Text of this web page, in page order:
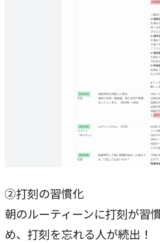
②打刻の習慣化
朝のルーティーンに打刻が習
め、打刻を忘れる人が続出！